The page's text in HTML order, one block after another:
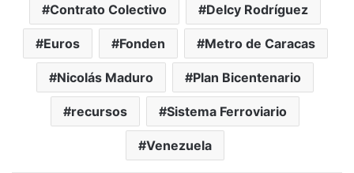
Contrato Colectivo Delcy Rodríguez
Euros Fonden Metro de Caracas
Nicolás Maduro Plan Bicentenario
recursos Sistema Ferroviario
Venezuela